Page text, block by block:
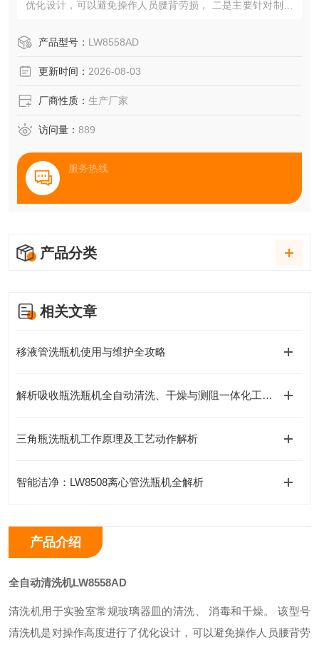
优化设计，可以避免操作人员腰背劳损， 二是主要针对制药
EAP的加压干燥热风通过喷嘴对清洗之后的器皿进行烘干，
即处于备用状态，是众多药企研发和质检实验室经济实用选
产品型号： LW8558AD
更新时间： 2026-08-03
厂商性质： 生产厂家
访问量： 889
服务热线
产品分类
相关文章
移液管洗瓶机使用与维护全攻略
解析吸收瓶洗瓶机全自动清洗、干燥与测阻一体化工作原理
三角瓶洗瓶机工作原理及工艺动作解析
智能洁净：LW8508离心管洗瓶机全解析
产品介绍
全自动清洗机LW8558AD
清洗机用于实验室常规玻璃器皿的清洗、 消毒和干燥。 该型号
清洗机是对操作高度进行了优化设计，可以避免操作人员腰背劳